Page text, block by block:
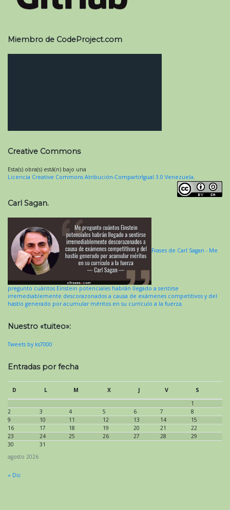
Miembro de CodeProject.com
Creative Commons
Esta(s) obra(s) está(n) bajo una
Licencia Creative Commons Atribución-CompartirIgual 3.0 Venezuela
Carl Sagan.
Frases de Carl Sagan - Me
pregunto cuántos Einstein potenciales habrán llegado a sentirse
irremediablemente descorazonados a causa de exámenes competitivos y del
hastío generado por acumular méritos en su currículo a la fuerza.
Nuestro «tuiteo»:
Tweets by ks7000
Entradas por fecha
agosto 2026
D L M X J V
S
1
2
3 4 5 6 7
8
9
10 11 12 13 14
15
16
17 18 19 20 21
22
23
24 25 26 27 28
29
30
31
« Dic